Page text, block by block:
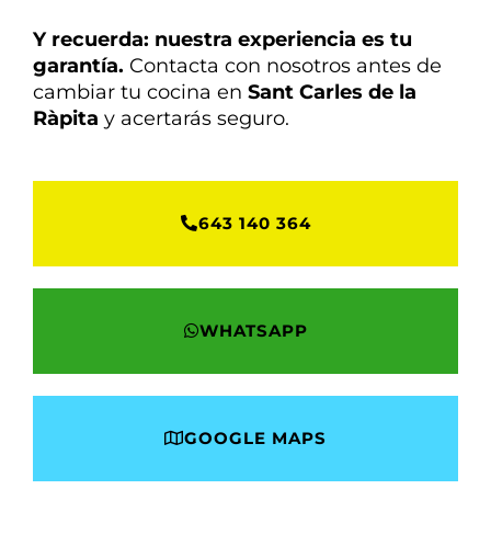
Y recuerda: nuestra experiencia es tu
garantía. Contacta con nosotros antes de
cambiar tu cocina en Sant Carles de la
Ràpita y acertarás seguro.
643 140 364
WHATSAPP
GOOGLE MAPS